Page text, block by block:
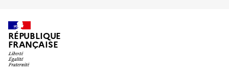
RÉPUBLIQUE
FRANÇAISE